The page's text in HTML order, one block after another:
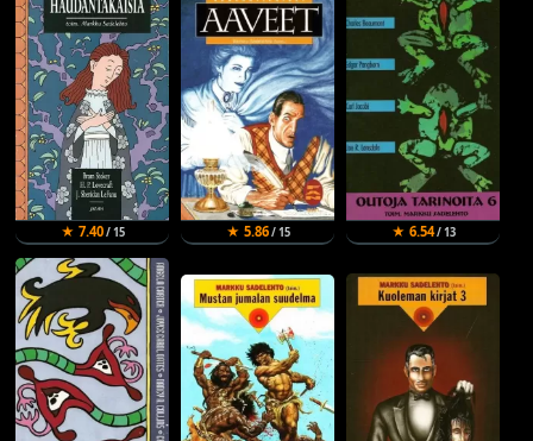
★ 7.40/ 15 ★ 5.86/ 15 ★ 6.54/ 13